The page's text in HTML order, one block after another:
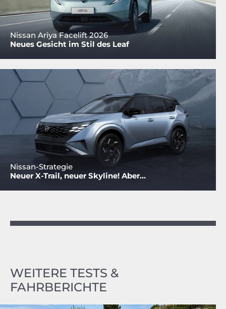
Nissan Ariya Facelift 2026
Neues Gesicht im Stil des Leaf
Nissan-Strategie
Neuer X-Trail, neuer Skyline! Aber...
WEITERE TESTS &
FAHRBERICHTE